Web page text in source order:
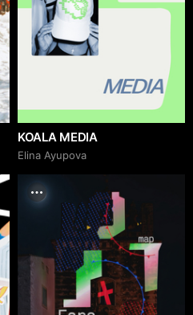
KOALA MEDIA
Elina Ayupova